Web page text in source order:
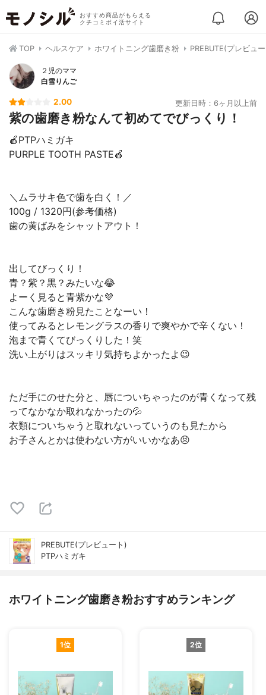
おすすめ商品がもらえる
クチコミポイ活サイト
TOP ヘルスケア ホワイトニング歯磨き粉 PREBUTE(プレビュ
２児のママ
白雪りんご
2.00 更新日時：6ヶ月以上前
紫の歯磨き粉なんて初めてでびっくり！
🍎PTPハミガキ
PURPLE TOOTH PASTE🍎
＼ムラサキ色で歯を白く！／
100g / 1320円(参考価格)
歯の黄ばみをシャットアウト！
出してびっくり！
青？紫？黒？みたいな😂
よーく見ると青紫かな💜
こんな歯磨き粉見たことなーい！
使ってみるとレモングラスの香りで爽やかで辛くない！
泡まで青くてびっくりした！笑
洗い上がりはスッキリ気持ちよかったよ😉
ただ手にのせた分と、唇についちゃったのが青くなって残
ってなかなか取れなかったの💦
衣類についちゃうと取れないっていうのも見たから
お子さんとかは使わない方がいいかなあ😣
PREBUTE(プレビュート)
PTPハミガキ
ホワイトニング歯磨き粉おすすめランキング
1位 2位